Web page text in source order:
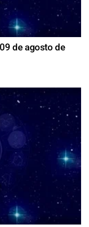
de agosto de